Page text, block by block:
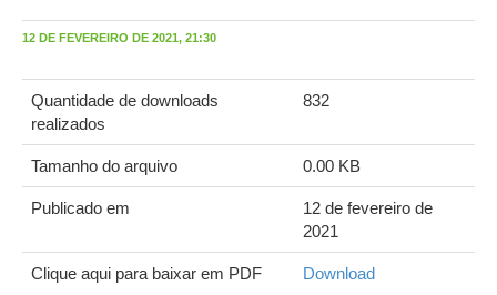
12 DE FEVEREIRO DE 2021, 21:30
Quantidade de downloads
realizados
832
Tamanho do arquivo 0.00 KB
Publicado em
12 de fevereiro de
2021
Clique aqui para baixar em PDF Download